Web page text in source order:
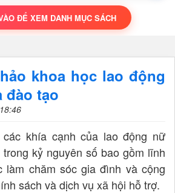
TOGGLE NAVIGATION
ĐỂ XEM DANH MỤC SÁCH
khoa học lao động
đào tạo
khía cạnh của lao động nữ
kỷ nguyên số bao gồm lĩnh
làm chăm sóc gia đình và cộng
sách và dịch vụ xã hội hỗ trợ.